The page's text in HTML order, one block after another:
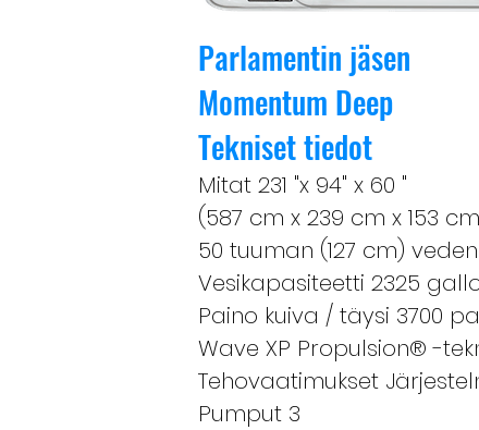
Parlamentin jäsen
Momentum Deep
Tekniset tiedot
Mitat 231 "x 94" x 60 "
(587 cm x 239 cm x 153
50 tuuman (127 cm)
Vesikapasiteetti 2325
Paino kuiva / täysi 3700
Wave XP Propulsion® -
Tehovaatimukset
Pumput 3